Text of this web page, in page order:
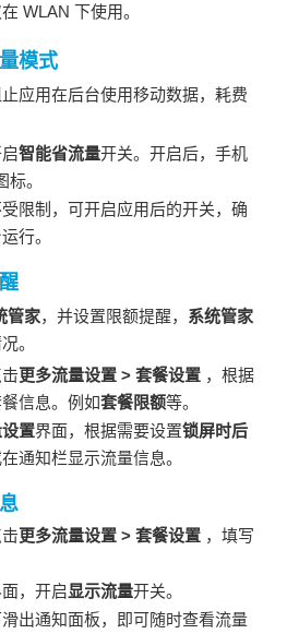
在WLAN 下使用。
模式
应用在后台使用移动数据，耗费
智能省流量开关。开启后，手机
标。
限制，可开启应用后的开关，确
行。
管家，并设置限额提醒， 系统管家
。
更多流量设置 >套餐设置 ，根据
信息。例如套餐限额等。
置界面，根据需要设置锁屏时后
通知栏显示流量信息。
更多流量设置 >套餐设置 ，填写
，开启显示流量开关。
出通知面板，即可随时查看流量